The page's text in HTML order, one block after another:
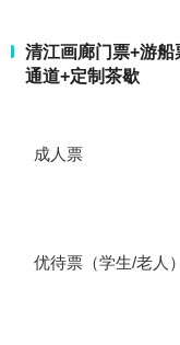
清江画廊门票+游
通道+定制茶歇
成人票
优待票（学生/老人）